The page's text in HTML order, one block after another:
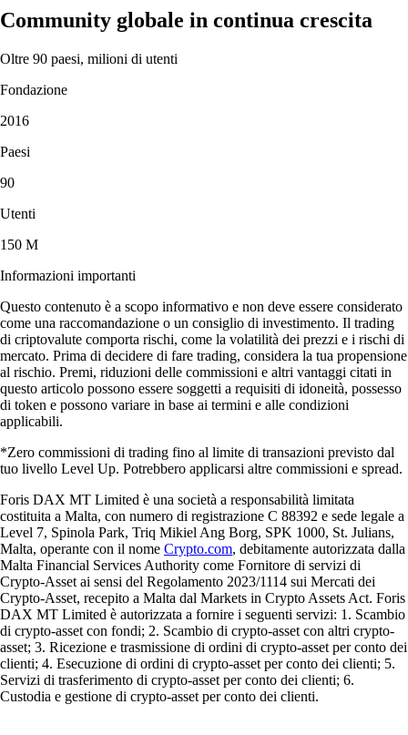
Community globale in continua crescita
Oltre 90 paesi, milioni di utenti
Fondazione
2016
Paesi
90
Utenti
150 M
Informazioni importanti
Questo contenuto è a scopo informativo e non deve essere considerato
come una raccomandazione o un consiglio di investimento. Il trading
di criptovalute comporta rischi, come la volatilità dei prezzi e i rischi di
mercato. Prima di decidere di fare trading, considera la tua propensione
al rischio. Premi, riduzioni delle commissioni e altri vantaggi citati in
questo articolo possono essere soggetti a requisiti di idoneità, possesso
di token e possono variare in base ai termini e alle condizioni
applicabili.
*Zero commissioni di trading fino al limite di transazioni previsto dal
tuo livello Level Up. Potrebbero applicarsi altre commissioni e spread.
Foris DAX MT Limited è una società a responsabilità limitata
costituita a Malta, con numero di registrazione C 88392 e sede legale a
Level 7, Spinola Park, Triq Mikiel Ang Borg, SPK 1000, St. Julians,
Malta, operante con il nome Crypto.com, debitamente autorizzata dalla
Malta Financial Services Authority come Fornitore di servizi di
Crypto-Asset ai sensi del Regolamento 2023/1114 sui Mercati dei
Crypto-Asset, recepito a Malta dal Markets in Crypto Assets Act. Foris
DAX MT Limited è autorizzata a fornire i seguenti servizi: 1. Scambio
di crypto-asset con fondi; 2. Scambio di crypto-asset con altri crypto-
asset; 3. Ricezione e trasmissione di ordini di crypto-asset per conto dei
clienti; 4. Esecuzione di ordini di crypto-asset per conto dei clienti; 5.
Servizi di trasferimento di crypto-asset per conto dei clienti; 6.
Custodia e gestione di crypto-asset per conto dei clienti.